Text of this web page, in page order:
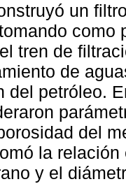
un
como
tren de
de
del petróleo.
del
la
y el